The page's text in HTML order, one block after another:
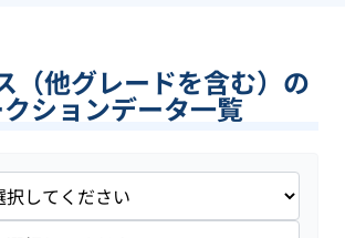
（他グレードを含む）の
ションデータ一覧